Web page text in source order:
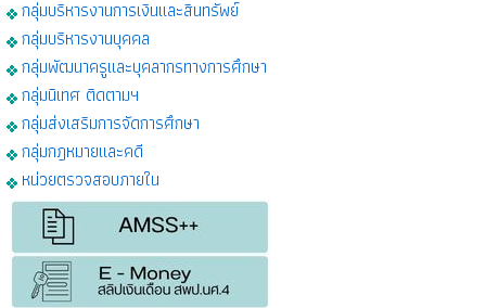
กลุ่มบริหารงานการเงินและสินทรัพย์
กลุ่มบริหารงานบุคคล
กลุ่มพัฒนาครูและบุคลากรทางการศึกษา
กลุ่มนิเทศ ติดตามฯ
กลุ่มส่งเสริมการจัดการศึกษา
กลุ่มกฎหมายและคดี
หน่วยตรวจสอบภายใน